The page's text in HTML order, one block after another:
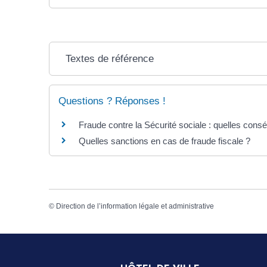
Textes de référence
Questions ? Réponses !
Fraude contre la Sécurité sociale : quelles
Quelles sanctions en cas de fraude fiscale ?
© Direction de l’information légale et administrative